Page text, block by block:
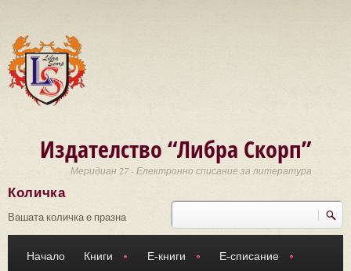
Издателство “Либра Скорп”
Меридиан 27 - Електронно списание за литература
Търси
Количка
Вашата количка е празна
Начало Книги Е-книги Е-списание